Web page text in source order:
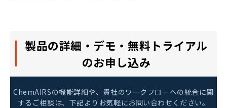
製品の詳細・デモ・無料トライアル
のお申し込み
ChemAIRSの機能詳細や、貴社のワークフローへの統合に関
するご相談は、下記よりお気軽にお問い合わせください。